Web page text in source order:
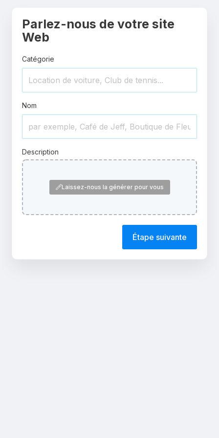
Parlez-nous de votre site
Web
Catégorie
Nom
Description
Laissez-nous la générer pour vous
Étape suivante